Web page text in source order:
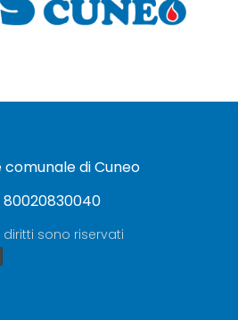
comunale di Cuneo
80020830040
diritti sono riservati